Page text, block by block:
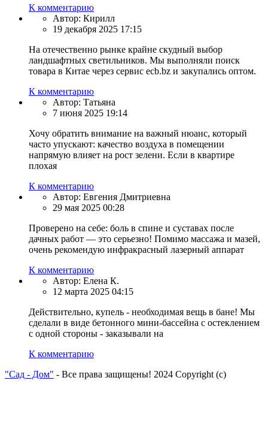
К комментарию
Автор: Кирилл
19 декабря 2025 17:15
На отечественно рынке крайне скудный выбор
ландшафтных светильников. Мы выполняли поиск
товара в Китае через сервис ecb.bz и закупались оптом.
К комментарию
Автор: Татьяна
7 июня 2025 19:14
Хочу обратить внимание на важный нюанс, который
часто упускают: качество воздуха в помещении
напрямую влияет на рост зелени. Если в квартире
плохая
К комментарию
Автор: Евгения Дмитриевна
29 мая 2025 00:28
Проверено на себе: боль в спине и суставах после
дачных работ — это серьезно! Помимо массажа и мазей,
очень рекомендую инфракрасный лазерный аппарат
К комментарию
Автор: Елена К.
12 марта 2025 04:15
Действительно, купель - необходимая вещь в бане! Мы
сделали в виде бетонного мини-бассейна с остеклением
с одной стороны - заказывали на
К комментарию
"Сад - Дом" - Все права защищены! 2024 Copyright (с)